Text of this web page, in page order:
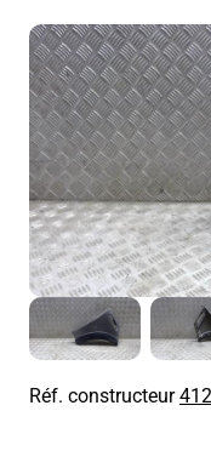
Réf. constructeur